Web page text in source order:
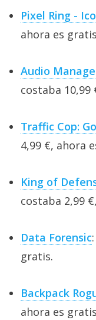
Pixel Ring -
ahora es
Audio
costaba 10,99
Traffic Cop:
4,99 €, ahora
King of
costaba 2,99
Data Forensic
gratis.
Backpack
ahora es